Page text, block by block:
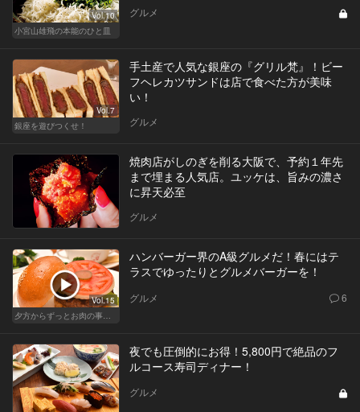
Vol.10
小宮山雄飛の本能のひと皿
グルメ
Vol.7
銀座を遊びつくせ！
手土産で人気な銀座の『グリル梵』！ビー
フヘレカツサンドは店で食べた方が美味
い！
グルメ
焼肉店がしのぎを削る大阪で、予約１年先
まで埋まる人気店。ユッケは、旨みの濃さ
に昇天必至
グルメ
Vol.15
夕方からずっとお肉の事を考えてる貴方へ
ハンバーガー界のA級グルメだ！春にはテ
ラスでゆったりとグルメバーガーを！
グルメ 6
夜でも圧倒的にお得！5,800円で絶品のフ
ルコース寿司ディナー！
グルメ